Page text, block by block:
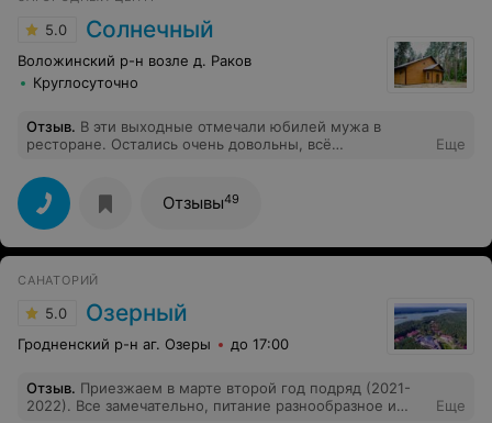
5.0 Солнечный
Воложинский р-н возле д. Раков
Круглосуточно
Отзыв. В эти выходные отмечали юбилей мужа в
ресторане. Остались очень довольны, всё
просто супер! Рекомендую всем посетить это место.
Еще
Отзывы49
САНАТОРИЙ
5.0 Озерный
Гродненский р-н аг. Озеры до 17:00
Отзыв. Приезжаем в марте второй год подряд (2021-
2022). Все замечательно, питание разнообразное и
Еще